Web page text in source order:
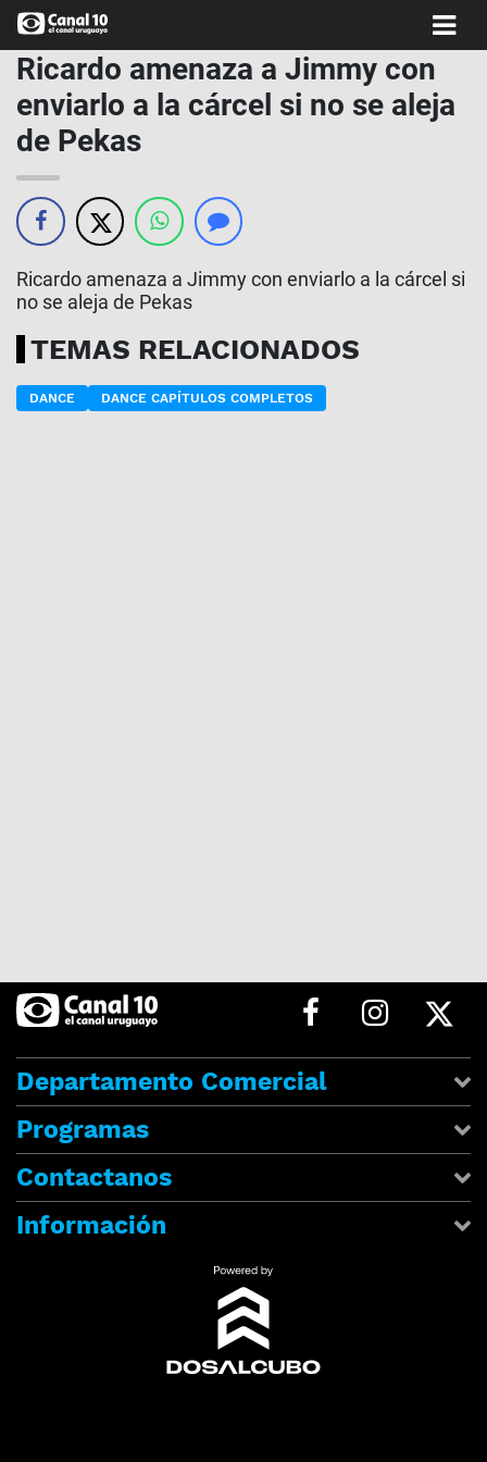
Ricardo amenaza a Jimmy con
enviarlo a la cárcel si no se aleja
de Pekas
Ricardo amenaza a Jimmy con enviarlo a la cárcel si
no se aleja de Pekas
TEMAS RELACIONADOS
DANCE DANCE CAPÍTULOS COMPLETOS
Departamento Comercial
Programas
Contactanos
Información